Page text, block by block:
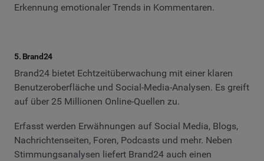
Erkennung emotionaler Trends in Kommentaren.
5. Brand24
Brand24 bietet Echtzeitüberwachung mit einer klaren
Benutzeroberfläche und Social-Media-Analysen. Es greift
auf über 25 Millionen Online-Quellen zu.
Erfasst werden Erwähnungen auf Social Media, Blogs,
Nachrichtenseiten, Foren, Podcasts und mehr. Neben
Stimmungsanalysen liefert Brand24 auch einen